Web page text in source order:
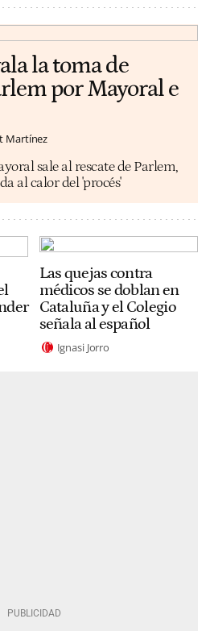
la toma de
por Mayoral e
Martínez
sale al rescate de Parlem,
al calor del 'procés'
Las quejas contra
médicos se doblan en
Cataluña y el Colegio
señala al español
Ignasi Jorro